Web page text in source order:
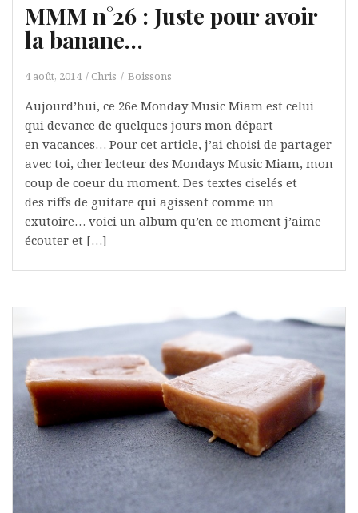
MMM n°26 : Juste pour avoir
la banane…
4 août, 2014 Chris Boissons
Aujourd’hui, ce 26e Monday Music Miam est celui
qui devance de quelques jours mon départ
en vacances… Pour cet article, j’ai choisi de partager
avec toi, cher lecteur des Mondays Music Miam, mon
coup de coeur du moment. Des textes ciselés et
des riffs de guitare qui agissent comme un
exutoire… voici un album qu’en ce moment j’aime
écouter et […]